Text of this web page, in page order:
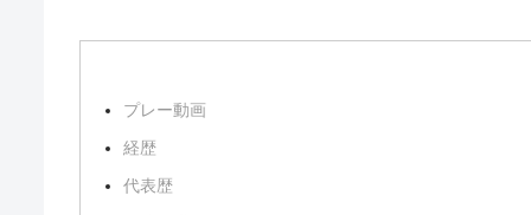
プレー動画
経歴
代表歴